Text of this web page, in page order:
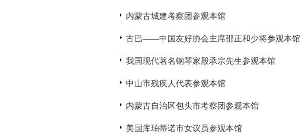
内蒙古城建考察团参观本馆
古巴——中国友好协会主席邵正和少将参观本馆
我国现代著名钢琴家殷承宗先生参观本馆
中山市残疾人代表参观本馆
内蒙古自治区包头市考察团参观本馆
美国库珀蒂诺市女议员参观本馆